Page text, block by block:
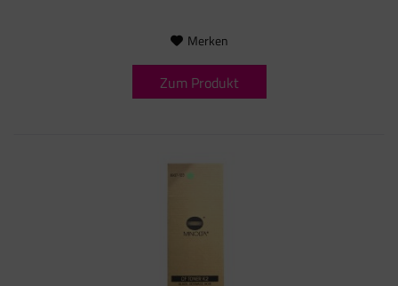
Merken
Zum Produkt